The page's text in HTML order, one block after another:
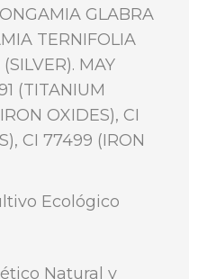
GLABRA
TERNIFOLIA
MAY
(TITANIUM
OXIDES), CI
CI 77499 (IRON
Ecológico
Natural y